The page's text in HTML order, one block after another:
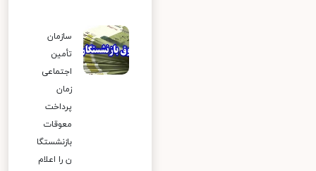
سازمان
تأمین
اجتماعی
زمان
پرداخت
معوقات
بازنشستگا
ن را اعلام